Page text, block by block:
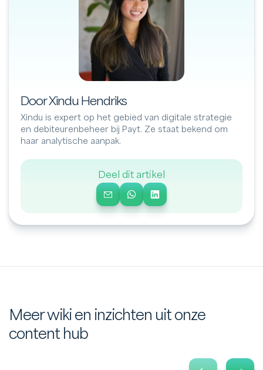
Door Xindu Hendriks
Xindu is expert op het gebied van digitale strategie
en debiteurenbeheer bij Payt. Ze staat bekend om
haar analytische aanpak.
Deel dit artikel
Meer wiki en inzichten uit onze
content hub